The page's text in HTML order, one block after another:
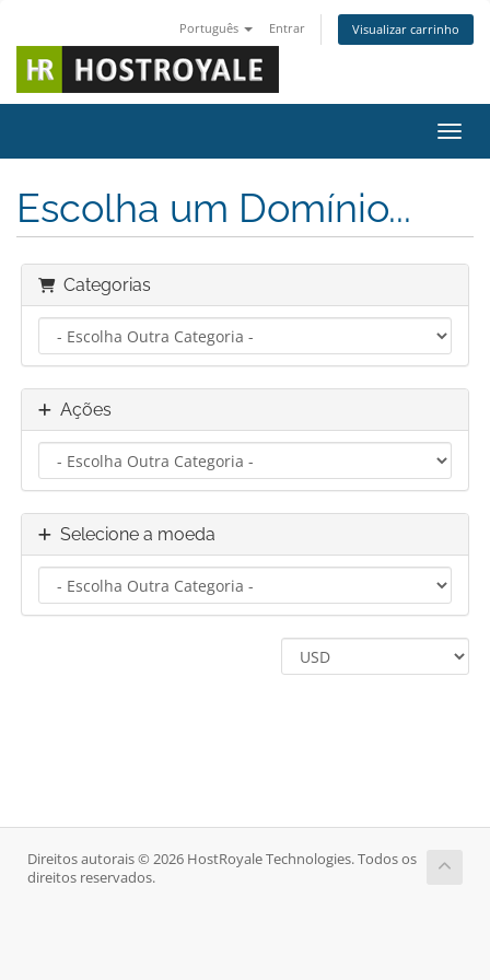
Português Entrar Visualizar carrinho
Escolha um Domínio...
Categorias
Ações
Selecione a moeda
Direitos autorais © 2026 HostRoyale Technologies. Todos os
direitos reservados.